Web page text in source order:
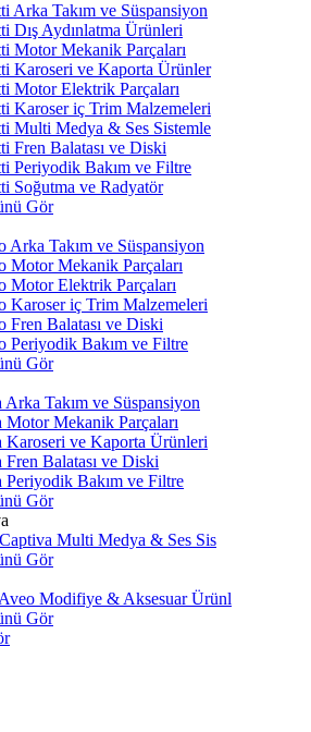
Arka Takım ve Süspansiyon
Dış Aydınlatma Ürünleri
Motor Mekanik Parçaları
Karoseri ve Kaporta Ürünler
Motor Elektrik Parçaları
Karoser iç Trim Malzemeleri
Multi Medya & Ses Sistemle
Fren Balatası ve Diski
Periyodik Bakım ve Filtre
Soğutma ve Radyatör
Gör
Arka Takım ve Süspansiyon
Motor Mekanik Parçaları
Motor Elektrik Parçaları
Karoser iç Trim Malzemeleri
Fren Balatası ve Diski
Periyodik Bakım ve Filtre
Gör
Arka Takım ve Süspansiyon
Motor Mekanik Parçaları
Karoseri ve Kaporta Ürünleri
Fren Balatası ve Diski
Periyodik Bakım ve Filtre
Gör
Multi Medya & Ses Sis
Gör
Modifiye & Aksesuar Ürünl
Gör